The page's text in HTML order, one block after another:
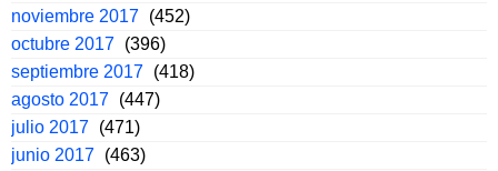
noviembre 2017 (452)
octubre 2017 (396)
septiembre 2017 (418)
agosto 2017 (447)
julio 2017 (471)
junio 2017 (463)